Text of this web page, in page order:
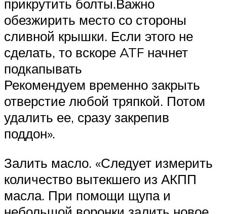
прикрутить болты.Важно
обезжирить место со стороны
сливной крышки. Если этого не
сделать, то вскоре ATF начнет
подкапывать
Рекомендуем временно закрыть
отверстие любой тряпкой. Потом
удалить ее, сразу закрепив
поддон».
Залить масло. «Следует измерить
количество вытекшего из АКПП
масла. При помощи щупа и